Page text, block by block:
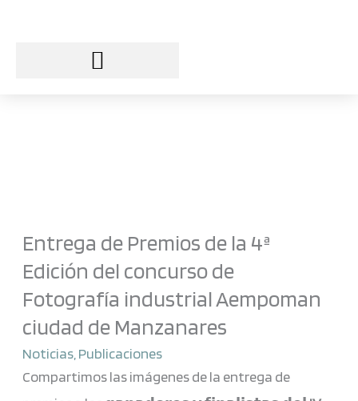
Entrega de Premios de la 4ª
Edición del concurso de
Fotografía industrial Aempoman
ciudad de Manzanares
Noticias Publicaciones
Compartimos las imágenes de la entrega de